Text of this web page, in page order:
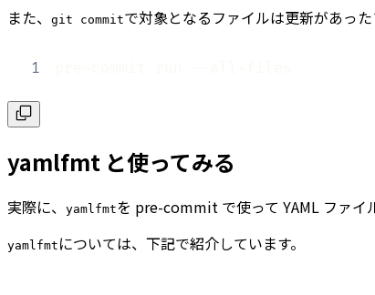
また、
git commitで対象となるファイルは更新があっ
1
yamlfmt と使ってみる
実際に、 yamlfmtを pre-commit で使って YAML ファイ
yamlfmt については、下記で紹介しています。